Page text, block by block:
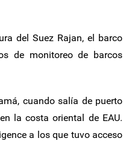
del Suez Rajan, el barco
de monitoreo de barcos
cuando salía de puerto
la costa oriental de EAU.
a los que tuvo acceso